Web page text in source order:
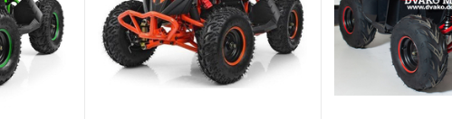
Фари передні
Кнопка увім/ вимк.
світло